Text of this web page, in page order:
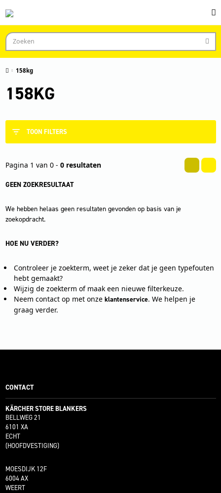
158kg
158KG
TOON FILTERS
Pagina 1 van 0 - 0 resultaten
GEEN ZOEKRESULTAAT
We hebben helaas geen resultaten gevonden op basis van je
zoekopdracht.
HOE NU VERDER?
Controleer je zoekterm, weet je zeker dat je geen typefouten
hebt gemaakt?
Wijzig de zoekterm of maak een nieuwe filterkeuze.
Neem contact op met onze klantenservice. We helpen je
graag verder.
CONTACT
KÄRCHER STORE BLANKERS
BELLWEG 21
6101 XA
ECHT
(HOOFDVESTIGING)
MOESDIJK 12F
6004 AX
WEERT